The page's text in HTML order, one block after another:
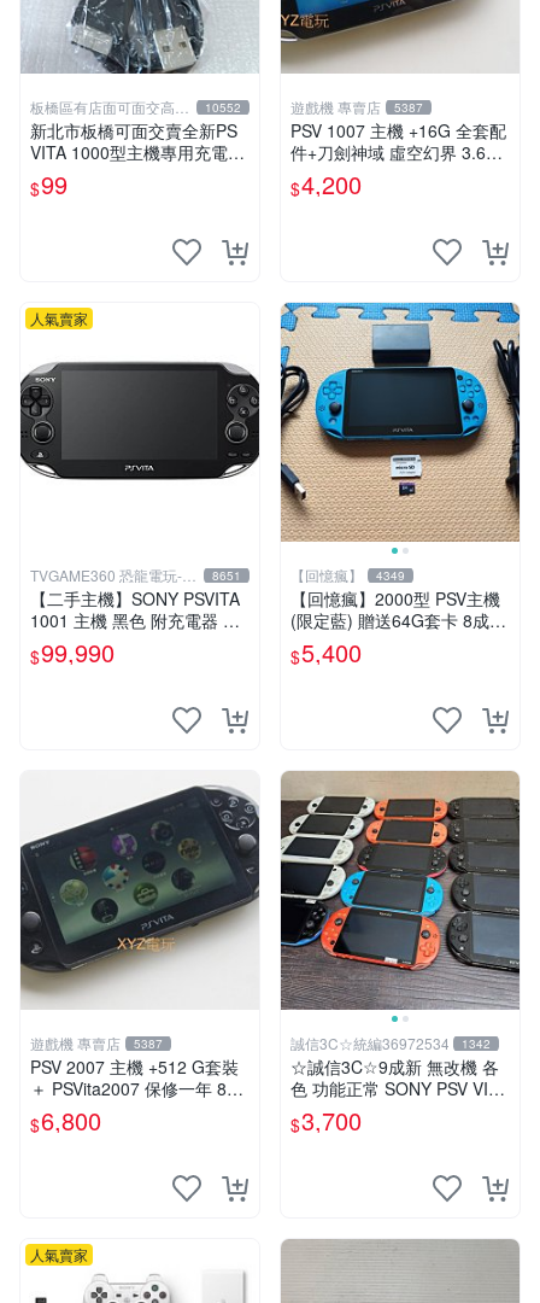
板橋區有店面可面交高價
回收電玩
10552
新北市板橋可面交賣全新PS
VITA 1000型主機專用充電
線....超便宜只賣99元
$99
遊戲機 專賣店 5387
PSV 1007 主機 +16G 全套配
件+刀劍神域 虛空幻界 3.61
版本85成新 PSVita1007 一年
保修
$4,200
人氣賣家
TVGAME360 恐龍電玩-台
中店
8651
【二手主機】SONY PSVITA
1001 主機 黑色 附充電器 US
B傳輸線 PS VITA PSV【台中
恐龍電玩】
$99,990
【回憶瘋】 4349
【回憶瘋】2000型 PSV主機
(限定藍) 贈送64G套卡 8成5
新 遊戲機 PSVITA
$5,400
遊戲機 專賣店 5387
PSV 2007 主機 +512 G套裝
＋ PSVita2007 保修一年 8成
新以上 遊戲機 改好
$6,800
誠信3C☆統編36972534 1342
☆誠信3C☆9成新 無改機 各
色 功能正常 SONY PSV VITA
主機 2000~3000型 二手功能
正常 賣3千5~4千也可用各式
$3,700
人氣賣家